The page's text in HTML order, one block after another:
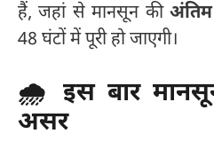
हैं, जहां से मानसून की
48 घंटों में पूरी हो जाएगी।
🌧️ इस बार
असर